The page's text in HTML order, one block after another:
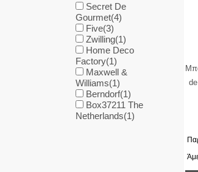
Secret De
Gourmet(4)
Five(3)
Zwilling(1)
Home Deco
Factory(1)
Maxwell &
Williams(1)
Berndorf(1)
Box37211 The
Netherlands(1)